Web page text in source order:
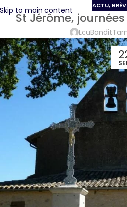
Skip to main content ACTU,
St Jérôme,